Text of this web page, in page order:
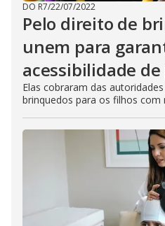
DO R7/22/07/2022
Pelo direito de
unem para
acessibilidade
Elas cobraram das
brinquedos para os filhos com